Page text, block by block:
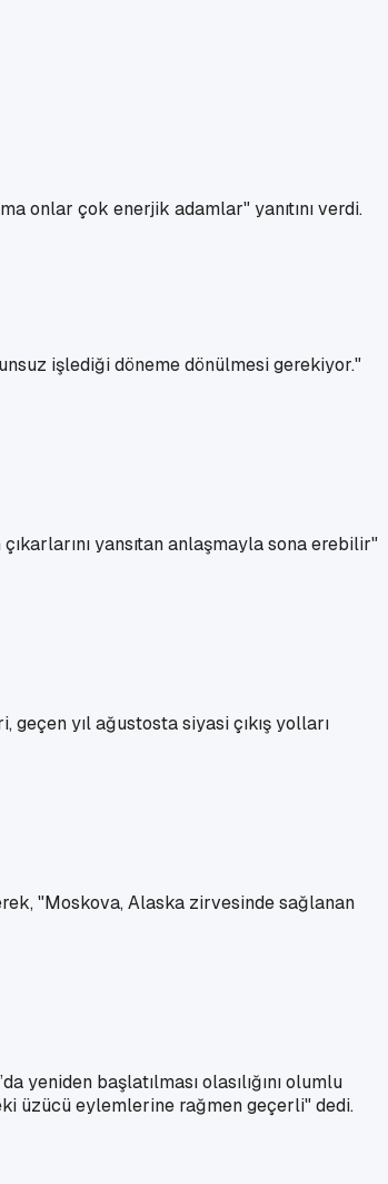
onlar çok enerjik adamlar" yanıtını verdi.
işlediği döneme dönülmesi gerekiyor."
yansıtan anlaşmayla sona erebilir"
yıl ağustosta siyasi çıkış yolları
"Moskova, Alaska zirvesinde sağlanan
başlatılması olasılığını olumlu
üzücü eylemlerine rağmen geçerli" dedi.